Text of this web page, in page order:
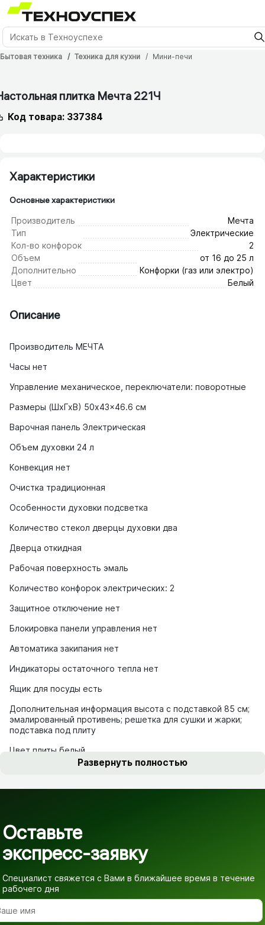
Бытовая техника Техника для кухни Мини-печи
плитка Мечта 221Ч
Код товара: 337384
Характеристики
Основные характеристики
Производитель
Мечта
Тип
Электрические
Кол-во конфорок
2
Объем
от 16 до 25 л
Дополнительно
Конфорки (газ или электро)
Цвет
Белый
Описание
Производитель МЕЧТА
Часы нет
Управление механическое, переключатели: поворотные
Размеры (ШхГхВ) 50x43x46.6 см
Варочная панель Электрическая
Объем духовки 24 л
Конвекция нет
Очистка традиционная
Особенности духовки подсветка
Количество стекол дверцы духовки два
Дверца откидная
Рабочая поверхность эмаль
Количество конфорок электрических: 2
Защитное отключение нет
Блокировка панели управления нет
Автоматика закипания нет
Индикаторы остаточного тепла нет
Ящик для посуды есть
Дополнительная информация высота с подставкой 85 см;
эмалированный противень; решетка для сушки и жарки;
подставка под плиту
Цвет плиты белый
Развернуть полностью
Оставьте
экспресс-заявку
Специалист свяжется с Вами в ближайшее время в течение
рабочего дня